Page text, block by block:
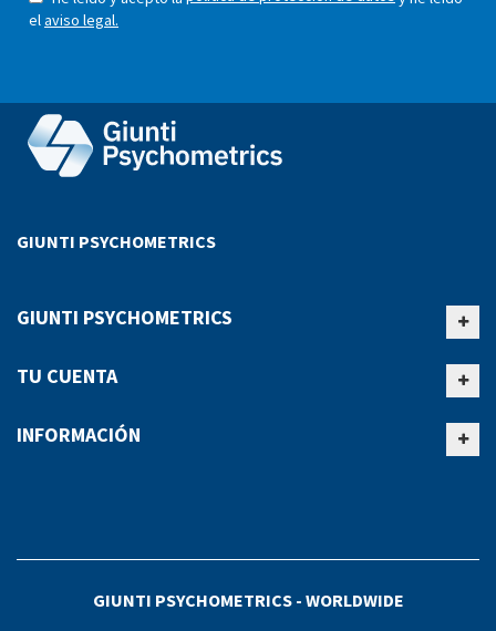
elaviso legal.
GIUNTI PSYCHOMETRICS
GIUNTI PSYCHOMETRICS
TU CUENTA
INFORMACIÓN
GIUNTI PSYCHOMETRICS - WORLDWIDE